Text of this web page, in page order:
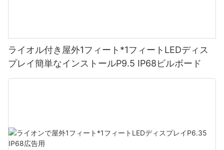
ライオル付き屋外1フィート*1フィートLEDディス
プレイ簡単なインストールP9.5 IP68ビルボード